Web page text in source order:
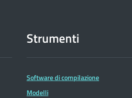
Strumenti
Software di compilazione
Modelli